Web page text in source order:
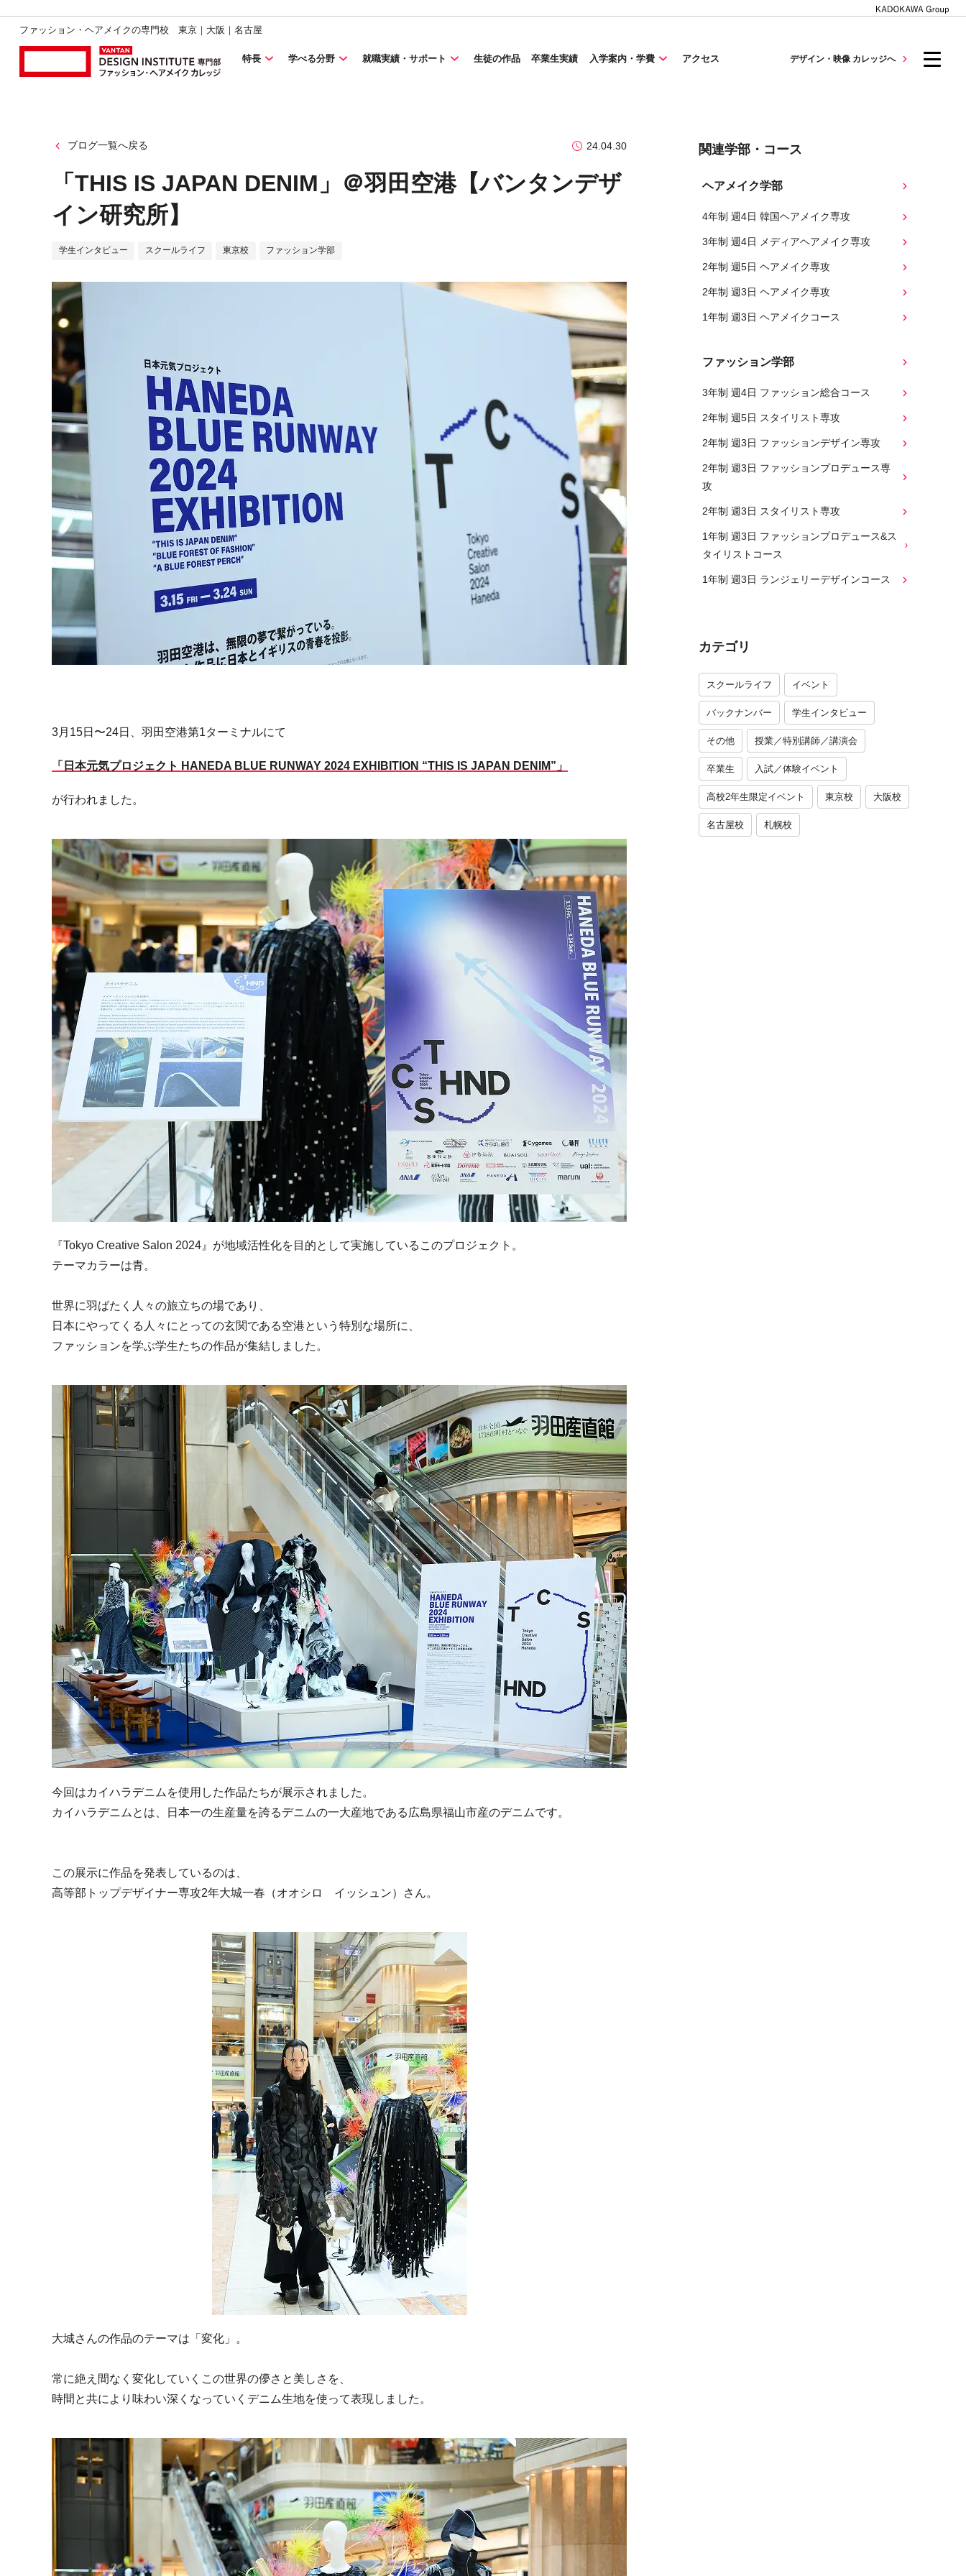
ファッション・ヘアメイクの専門校 東京｜大阪｜名古屋
特長 学べる分野 就職実績・サポート 生徒の作品 卒業生実績 入学案内・学費 アクセス デザイン・映像 カレッジへ
ブログ一覧へ戻る 24.04.30
「THIS IS JAPAN DENIM」＠羽田空港【バンタンデザ
イン研究所】
学生インタビュー スクールライフ 東京校 ファッション学部
3月15日 〜24日、羽田空港第1ターミナルにて
「日本元気プロジェクト HANEDA BLUE RUNWAY 2024 EXHIBITION “THIS IS JAPAN DENIM”」
が行われました。
『Tokyo Creative Salon 2024』が地域活性化を目的として実施しているこのプロジェクト。
テーマカラーは青。
世界に羽ばたく人々の旅立ちの場であり、
日本にやってくる人々にとっての玄関である空港という特別な場所に、
ファッションを学ぶ学生たちの作品が集結しました。
今回はカイハラデニムを使用した作品たちが展示されました。
カイハラデニムとは、日本一の生産量を誇るデニムの一大産地である広島県福山市産のデニムです。
この展示に作品を発表しているのは、
高等部トップデザイナー専攻2年大城一春（オオシロ イッシュン）さん。
大城さんの作品のテーマは「変化」。
常に絶え間なく変化していくこの世界の儚さと美しさを、
時間と共により味わい深くなっていくデニム生地を使って表現しました。
関連学部・コース
ヘアメイク学部
4年制 週4日 韓国ヘアメイク専攻
3年制 週4日 メディアヘアメイク専攻
2年制 週5日 ヘアメイク専攻
2年制 週3日 ヘアメイク専攻
1年制 週3日 ヘアメイクコース
ファッション学部
3年制 週4日 ファッション総合コース
2年制 週5日 スタイリスト専攻
2年制 週3日 ファッションデザイン専攻
2年制 週3日 ファッションプロデュース専
攻
2年制 週3日 スタイリスト専攻
1年制 週3日 ファッションプロデュース&ス
タイリストコース
1年制 週3日 ランジェリーデザインコース
カテゴリ
スクールライフ イベント
バックナンバー 学生インタビュー
その他 授業／特別講師／講演会
卒業生 入試／体験イベント
高校2年生限定イベント 東京校 大阪校
名古屋校 札幌校